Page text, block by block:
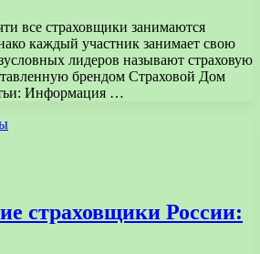
все страховщики занимаются
каждый участник занимает свою
лидеров называют страховую
брендом Страховой Дом
Информация …
страховщики России: